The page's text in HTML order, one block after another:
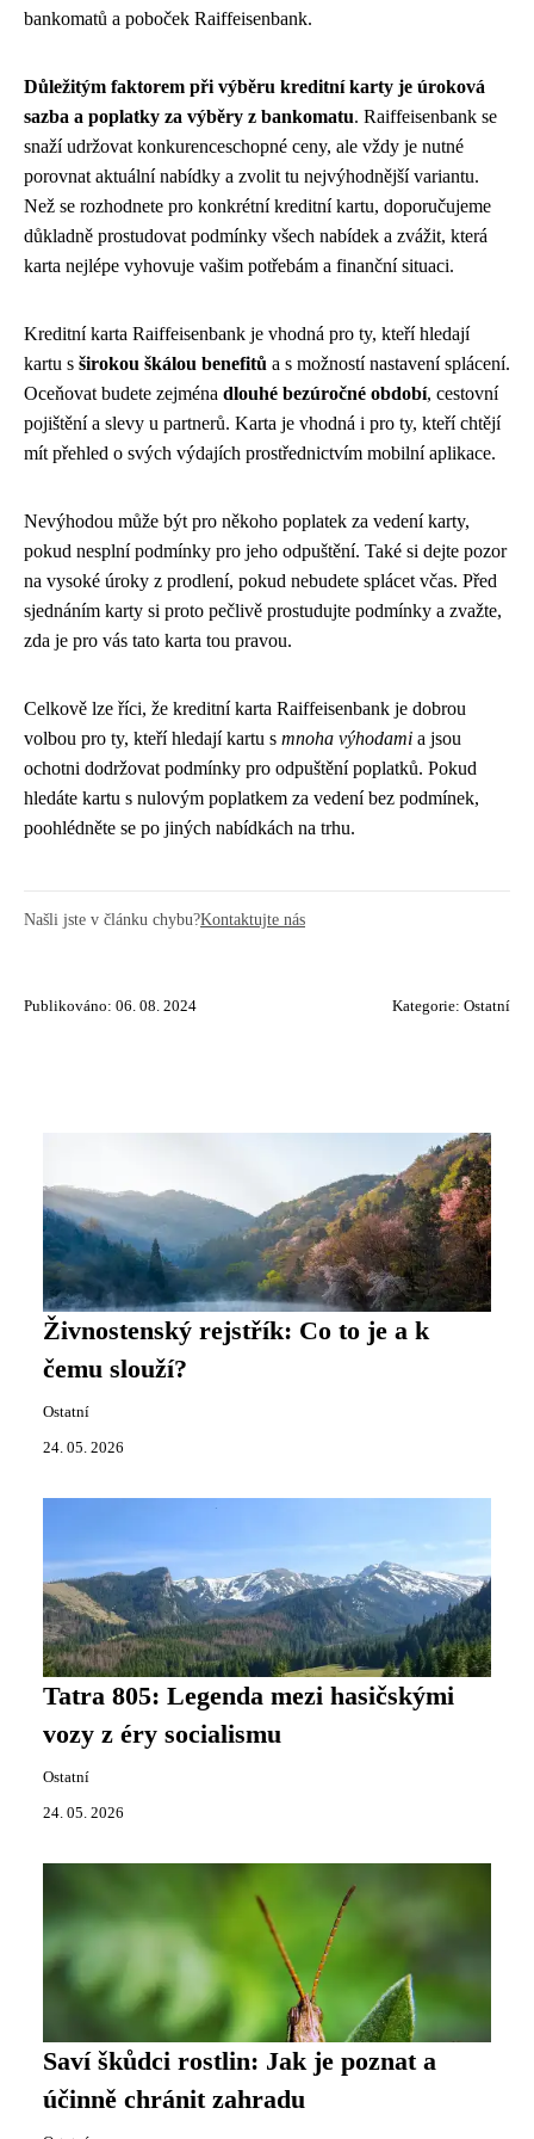
bankomatů a poboček Raiffeisenbank.
Důležitým faktorem při výběru kreditní karty je úroková
sazba a poplatky za výběry z bankomatu. Raiffeisenbank se
snaží udržovat konkurenceschopné ceny, ale vždy je nutné
porovnat aktuální nabídky a zvolit tu nejvýhodnější variantu.
Než se rozhodnete pro konkrétní kreditní kartu, doporučujeme
důkladně prostudovat podmínky všech nabídek a zvážit, která
karta nejlépe vyhovuje vašim potřebám a finanční situaci.
Kreditní karta Raiffeisenbank je vhodná pro ty, kteří hledají
kartu s širokou škálou benefitů a s možností nastavení splácení.
Oceňovat budete zejména dlouhé bezúročné období, cestovní
pojištění a slevy u partnerů. Karta je vhodná i pro ty, kteří chtějí
mít přehled o svých výdajích prostřednictvím mobilní aplikace.
Nevýhodou může být pro někoho poplatek za vedení karty,
pokud nesplní podmínky pro jeho odpuštění. Také si dejte pozor
na vysoké úroky z prodlení, pokud nebudete splácet včas. Před
sjednáním karty si proto pečlivě prostudujte podmínky a zvažte,
zda je pro vás tato karta tou pravou.
Celkově lze říci, že kreditní karta Raiffeisenbank je dobrou
volbou pro ty, kteří hledají kartu s mnoha výhodami a jsou
ochotni dodržovat podmínky pro odpuštění poplatků. Pokud
hledáte kartu s nulovým poplatkem za vedení bez podmínek,
poohlédněte se po jiných nabídkách na trhu.
Našli jste v článku chybu?Kontaktujte nás
Publikováno: 06. 08. 2024 Kategorie: Ostatní
Živnostenský rejstřík: Co to je a k
čemu slouží?
Ostatní
24. 05. 2026
Tatra 805: Legenda mezi hasičskými
vozy z éry socialismu
Ostatní
24. 05. 2026
Saví škůdci rostlin: Jak je poznat a
účinně chránit zahradu